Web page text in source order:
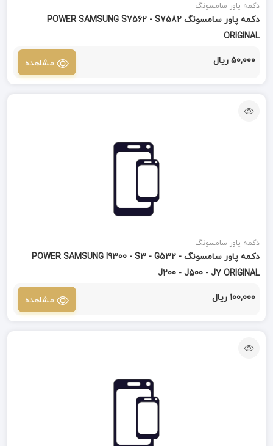
دکمه پاور سامسونگ
دکمه پاور سامسونگ POWER SAMSUNG S7562 - S7582
ORIGINAL
50,000 ریال مشاهده
دکمه پاور سامسونگ
دکمه پاور سامسونگ POWER SAMSUNG I9300 - S3 - G532 -
J200 - J500 - J7 ORIGINAL
100,000 ریال مشاهده